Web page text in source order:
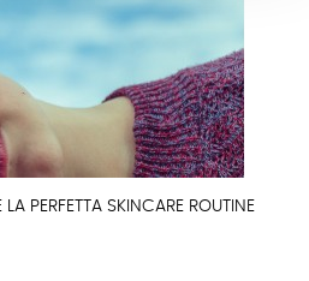
LA PERFETTA SKINCARE ROUTINE